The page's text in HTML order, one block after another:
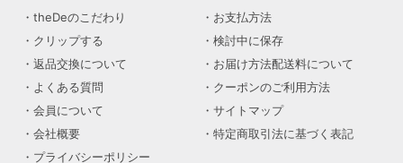
theDeのこだわり
お支払方法
クリップする
検討中に保存
返品交換について
お届け方法配送料について
よくある質問
クーポンのご利用方法
会員について
サイトマップ
会社概要
特定商取引法に基づく表記
プライバシーポリシー